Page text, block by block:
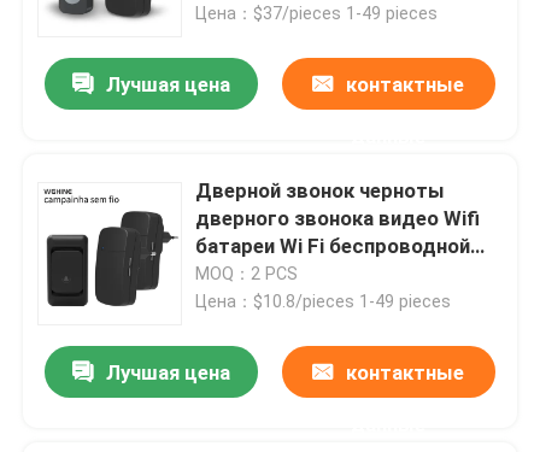
Дом
Цена：$37/pieces 1-49 pieces
Лучшая цена контактные
Дверной звонок черноты
дверного звонока видео Wifi
батареи Wi Fi беспроводной
видео-
MOQ：2 PCS
Цена：$10.8/pieces 1-49 pieces
Лучшая цена контактные